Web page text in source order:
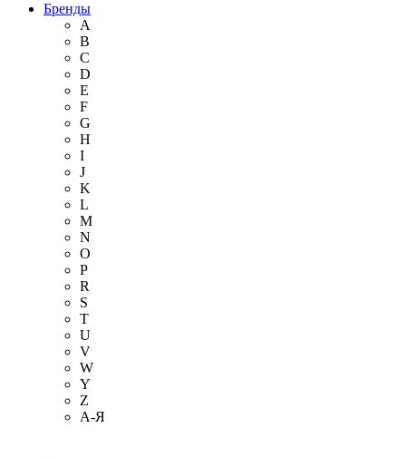
Бренды
A
B
C
D
E
F
G
H
I
J
K
L
M
N
O
P
R
S
T
U
V
W
Y
Z
А-Я